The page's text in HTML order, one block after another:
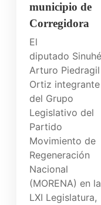
municipio de
Corregidora
El
diputado Sinuhé
Arturo Piedragil
Ortiz integrante
del Grupo
Legislativo del
Partido
Movimiento de
Regeneración
Nacional
(MORENA) en la
LXI Legislatura,